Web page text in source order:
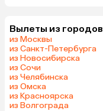
Вылеты из городов
из Москвы
из Санкт-Петербурга
из Новосибирска
из Сочи
из Челябинска
из Омска
из Красноярска
из Волгограда